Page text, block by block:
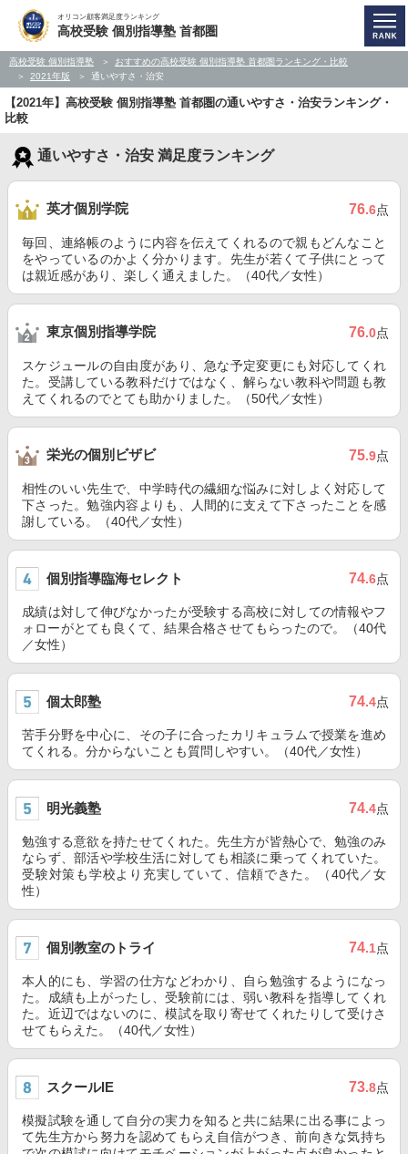
オリコン顧客満足度ランキング
高校受験 個別指導塾 首都圏
高校受験 個別指導塾
おすすめの高校受験 個別指導塾 首都圏ランキング・比較
2021年版
通いやすさ・治安
【2021年】高校受験 個別指導塾 首都圏の通いやすさ・治安ランキング・
比較
通いやすさ・治安 満足度ランキング
英才個別学院 76.6点
毎回、連絡帳のように内容を伝えてくれるので親もどんなこと
をやっているのかよく分かります。先生が若くて子供にとって
は親近感があり、楽しく通えました。（40代／女性）
東京個別指導学院 76.0点
スケジュールの自由度があり、急な予定変更にも対応してくれ
た。受講している教科だけではなく、解らない教科や問題も教
えてくれるのでとても助かりました。（50代／女性）
栄光の個別ビザビ 75.9点
相性のいい先生で、中学時代の繊細な悩みに対しよく対応して
下さった。勉強内容よりも、人間的に支えて下さったことを感
謝している。（40代／女性）
個別指導臨海セレクト 74.6点
成績は対して伸びなかったが受験する高校に対しての情報やフ
ォローがとても良くて、結果合格させてもらったので。（40代
／女性）
個太郎塾 74.4点
苦手分野を中心に、その子に合ったカリキュラムで授業を進め
てくれる。分からないことも質問しやすい。（40代／女性）
明光義塾 74.4点
勉強する意欲を持たせてくれた。先生方が皆熱心で、勉強のみ
ならず、部活や学校生活に対しても相談に乗ってくれていた。
受験対策も学校より充実していて、信頼できた。（40代／女
性）
個別教室のトライ 74.1点
本人的にも、学習の仕方などわかり、自ら勉強するようになっ
た。成績も上がったし、受験前には、弱い教科を指導してくれ
た。近辺ではないのに、模試を取り寄せてくれたりして受けさ
せてもらえた。（40代／女性）
スクールIE 73.8点
模擬試験を通して自分の実力を知ると共に結果に出る事によっ
て先生方から努力を認めてもらえ自信がつき、前向きな気持ち